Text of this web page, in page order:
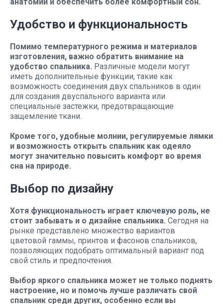
Удобство и функциональность
Помимо температурного режима и материалов
изготовления, важно обратить внимание на
удобство спальника. Различные модели могут
иметь дополнительные функции, такие как
возможность соединения двух спальников в один
для создания двуспального варианта или
специальные застежки, предотвращающие
защемление ткани.
Кроме того, удобные молнии, регулируемые лямки
и возможность открыть спальник как одеяло
могут значительно повысить комфорт во время
сна на природе.
Выбор по дизайну
Хотя функциональность играет ключевую роль, не
стоит забывать и о дизайне спальника. Сегодня на
рынке представлено множество вариантов
цветовой гаммы, принтов и фасонов спальников,
позволяющих подобрать оптимальный вариант под
свой стиль и предпочтения.
Выбор яркого спальника может не только поднять
настроение, но и помочь лучше различать свой
спальник среди других, особенно если вы